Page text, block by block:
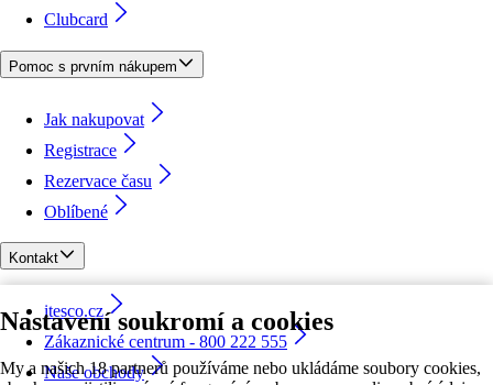
Nastavení soukromí a cookies
My a našich 18 partnerů používáme nebo ukládáme soubory cookies,
Clubcard
Pomoc s prvním nákupem
Jak nakupovat
Registrace
Rezervace času
Oblíbené
Kontakt
itesco.cz
Zákaznické centrum - 800 222 555
Naše obchody